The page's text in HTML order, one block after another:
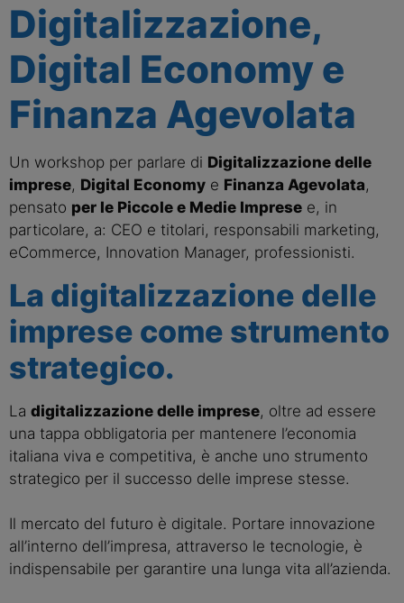
Digitalizzazione,
Digital Economy e
Finanza Agevolata
Un workshop per parlare di Digitalizzazione delle
imprese, Digital Economy e Finanza Agevolata,
pensato per le Piccole e Medie Imprese e, in
particolare, a: CEO e titolari, responsabili marketing,
eCommerce, Innovation Manager, professionisti.
La digitalizzazione delle
imprese come strumento
strategico.
La digitalizzazione delle imprese, oltre ad essere
una tappa obbligatoria per mantenere l’economia
italiana viva e competitiva, è anche uno strumento
strategico per il successo delle imprese stesse.
Il mercato del futuro è digitale. Portare innovazione
all’interno dell’impresa, attraverso le tecnologie, è
indispensabile per garantire una lunga vita all’azienda.